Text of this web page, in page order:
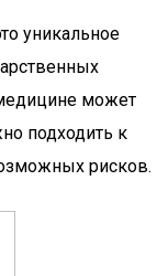
уникальное
может
подходить к
рисков.